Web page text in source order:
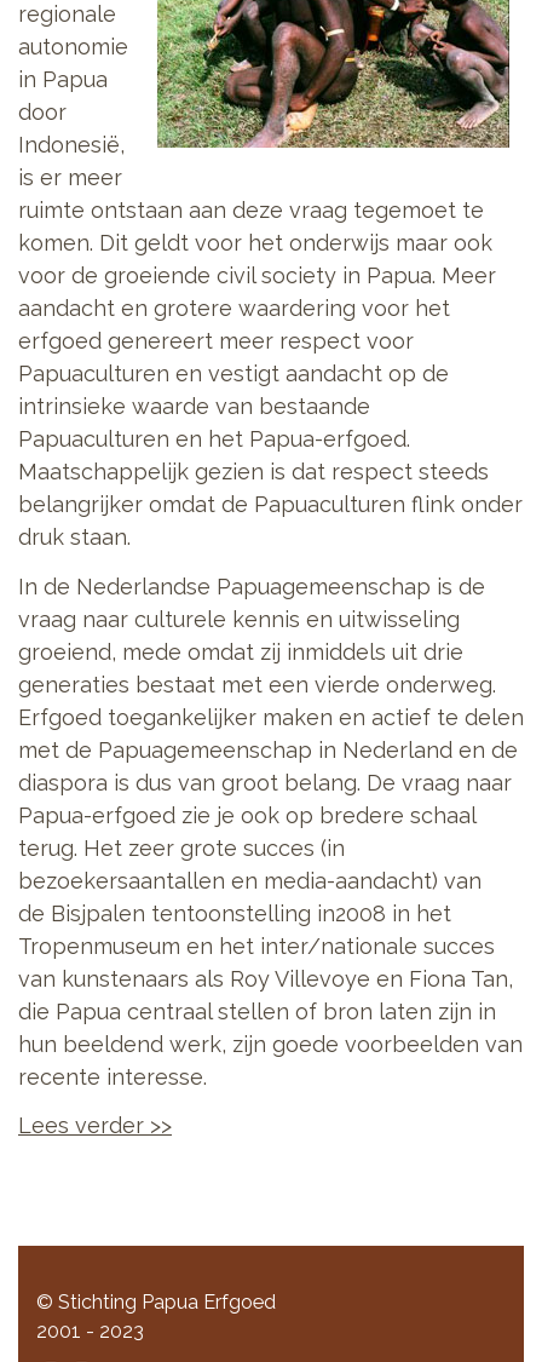
regionale
autonomie
in Papua
door
Indonesië,
is er meer
ruimte ontstaan aan deze vraag tegemoet te
komen. Dit geldt voor het onderwijs maar ook
voor de groeiende civil society in Papua. Meer
aandacht en grotere waardering voor het
erfgoed genereert meer respect voor
Papuaculturen en vestigt aandacht op de
intrinsieke waarde van bestaande
Papuaculturen en het Papua-erfgoed.
Maatschappelijk gezien is dat respect steeds
belangrijker omdat de Papuaculturen flink onder
druk staan.
In de Nederlandse Papuagemeenschap is de
vraag naar culturele kennis en uitwisseling
groeiend, mede omdat zij inmiddels uit drie
generaties bestaat met een vierde onderweg.
Erfgoed toegankelijker maken en actief te delen
met de Papuagemeenschap in Nederland en de
diaspora is dus van groot belang. De vraag naar
Papua-erfgoed zie je ook op bredere schaal
terug. Het zeer grote succes (in
bezoekersaantallen en media-aandacht) van
de Bisjpalen tentoonstelling in2008 in het
Tropenmuseum en het inter/nationale succes
van kunstenaars als Roy Villevoye en Fiona Tan,
die Papua centraal stellen of bron laten zijn in
hun beeldend werk, zijn goede voorbeelden van
recente interesse.
Lees verder >>
© Stichting Papua Erfgoed
2001 - 2023